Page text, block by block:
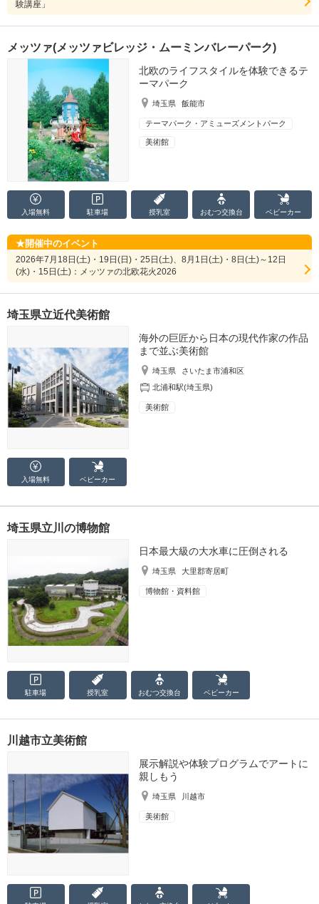
験講座」
メッツァ(メッツァビレッジ・ムーミンバレーパーク)
北欧のライフスタイルを体験できるテ
ーマパーク
埼玉県 飯能市
テーマパーク・アミューズメントパーク
美術館
入場無料 駐車場 授乳室 おむつ交換台 ベビーカー
開催中のイベント
2026年7月18日(土)・19日(日)・25日(土)、8月1日(土)・8日(土)～12日
(水)・15日(土)：メッツァの北欧花火2026
埼玉県立近代美術館
海外の巨匠から日本の現代作家の作品
まで並ぶ美術館
埼玉県
さいたま市浦和区
北浦和駅(埼玉県)
美術館
入場無料 ベビーカー
埼玉県立川の博物館
日本最大級の大水車に圧倒される
埼玉県 大里郡寄居町
博物館・資料館
駐車場 授乳室 おむつ交換台 ベビーカー
川越市立美術館
展示解説や体験プログラムでアートに
親しもう
埼玉県 川越市
美術館